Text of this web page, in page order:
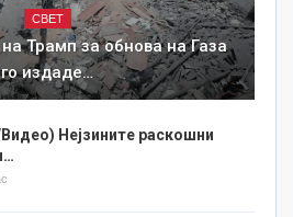
СВЕТ
Трамп за обнова на Газа
го издаде…
Нејзините раскошни